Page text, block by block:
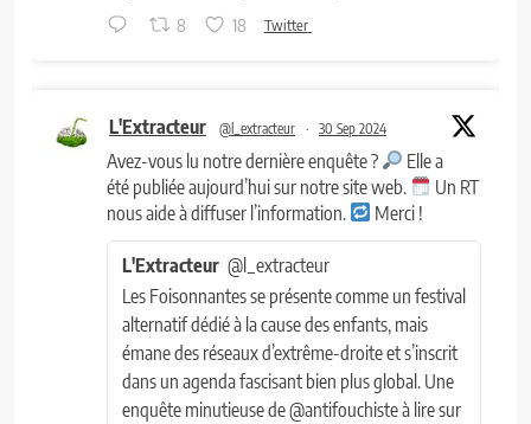
8 18 Twitter
L'Extracteur @l_extracteur · 30 Sep 2024
Avez-vous lu notre dernière enquête ?
Elle a
été publiée aujourd’hui sur notre site web.
Un RT
nous aide à diffuser l’information.
Merci !
L'Extracteur @l_extracteur
Les Foisonnantes se présente comme un festival
alternatif dédié à la cause des enfants, mais
émane des réseaux d’extrême-droite et s’inscrit
dans un agenda fascisant bien plus global. Une
enquête minutieuse de @antifouchiste à lire sur